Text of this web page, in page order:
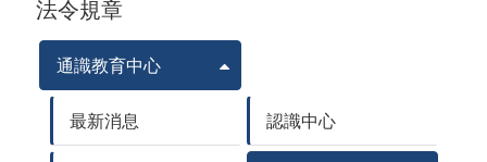
法令規章
通識教育中心
最新消息 認識中心